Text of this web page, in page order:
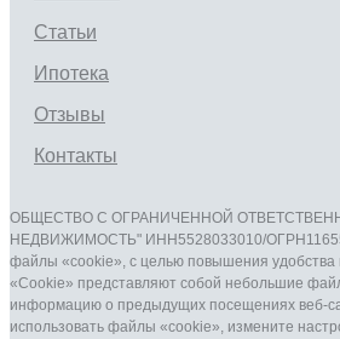
Статьи
Ипотека
Отзывы
Контакты
ОБЩЕСТВО С ОГРАНИЧЕННОЙ
НЕДВИЖИМОСТЬ" ИНН5528033010/
файлы «cookie», с целью повышения удобства
«Cookie» представляют собой небольшие
информацию о предыдущих посещениях веб-
использовать файлы «cookie», измените